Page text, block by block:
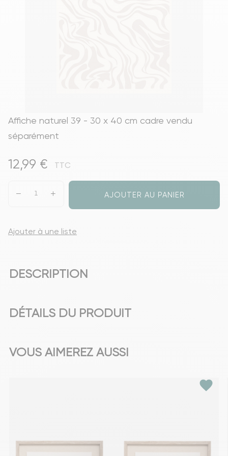
Affiche naturel 39 - 30 x 40 cm cadre vendu
séparément
12,99 € TTC
AJOUTER AU PANIER
Ajouter à une liste
DESCRIPTION
DÉTAILS DU PRODUIT
VOUS AIMEREZ AUSSI
favorite